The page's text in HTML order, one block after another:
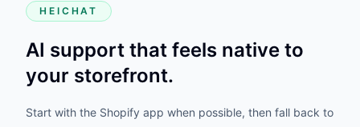
HEICHAT
AI support that feels native to
your storefront.
Start with the Shopify app when possible, then fall back to